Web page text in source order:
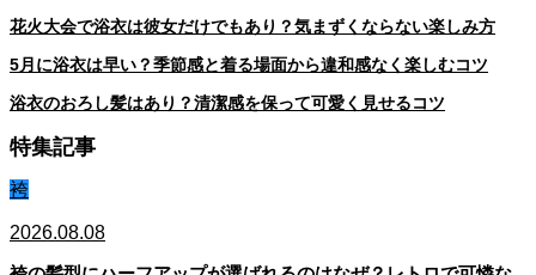
花火大会で浴衣は彼女だけでもあり？気まずくならない楽しみ方
5月に浴衣は早い？季節感と着る場面から違和感なく楽しむコツ
浴衣のおろし髪はあり？清潔感を保って可愛く見せるコツ
特集記事
袴
2026.08.08